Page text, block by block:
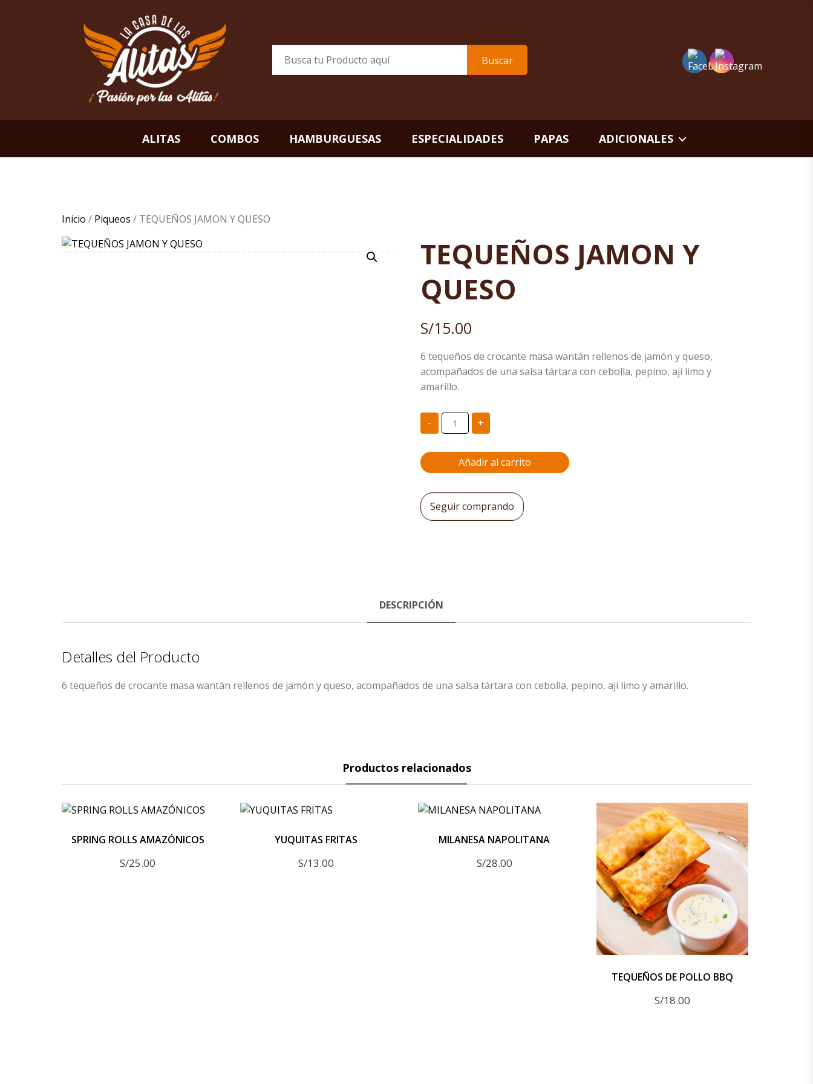
La Casa de las Alitas
Mira nuestra Carta
Buscar
ALITAS COMBOS HAMBURGUESAS ESPECIALIDADES PAPAS ADICIONALES
Inicio / Piqueos / TEQUEÑOS JAMON Y QUESO
TEQUEÑOS JAMON Y
QUESO
S/15.00
6 tequeños de crocante masa wantán rellenos de jamón y queso,
acompañados de una salsa tártara con cebolla, pepino, ají limo y
amarillo.
- TEQUEÑOS
JAMON
Y
cantidad
+
Añadir al carrito
Seguir comprando
DESCRIPCIÓN
Detalles del Producto
6 tequeños de crocante masa wantán rellenos de jamón y queso, acompañados de una salsa tártara con cebolla, pepino, ají limo y amarillo.
Productos relacionados
SPRING ROLLS AMAZÓNICOS
S/25.00
YUQUITAS FRITAS
S/13.00
MILANESA NAPOLITANA
S/28.00
TEQUEÑOS DE POLLO BBQ
S/18.00